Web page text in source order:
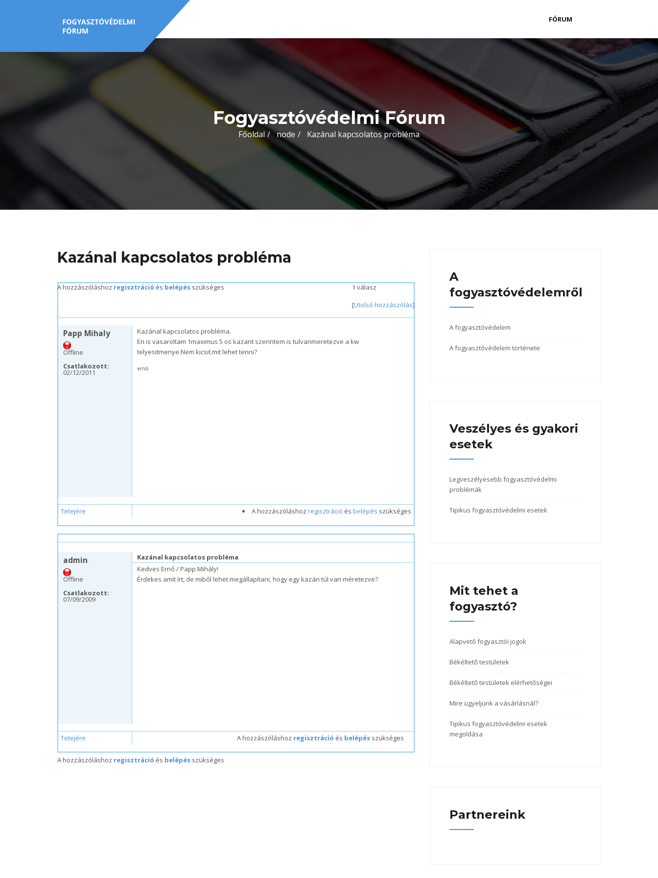
FÓRUM
Fogyasztóvédelmi Fórum
Főoldal node Kazánal kapcsolatos probléma
Kazánal kapcsolatos probléma
A hozzászóláshoz regisztráció és belépés szükséges
1 válasz
[Utolsó hozzászólás]
Papp Mihaly
Offline
Csatlakozott:
02/12/2011
Kazánal kapcsolatos probléma.
En is vasaroltam 1maximus 5 os kazant szerintem is tulvanmeretezve a kw
telyesitmenye.Nem kicsit.mit lehet tenni?
ernő
Tetejére A hozzászóláshoz regisztráció és belépés szükséges
admin
Offline
Csatlakozott:
07/09/2009
Kazánal kapcsolatos probléma
Kedves Ernő / Papp Mihály!
Érdekes amit írt, de miből lehet megállapítani, hogy egy kazán túl van méretezve?
Tetejére A hozzászóláshoz regisztráció és belépés szükséges
A hozzászóláshoz regisztráció és belépés szükséges
A
fogyasztóvédelemről
A fogyasztóvédelem
A fogyasztóvédelem története
Veszélyes és gyakori
esetek
Legveszélyesebb fogyasztóvédelmi
problémák
Tipikus fogyasztóvédelmi esetek
Mit tehet a
fogyasztó?
Alapvető fogyasztói jogok
Békéltető testületek
Békéltető testületek elérhetőségei
Mire ügyeljünk a vásárlásnál?
Tipikus fogyasztóvédelmi esetek
megoldása
Partnereink